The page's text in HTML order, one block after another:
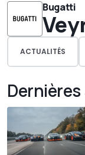
Bugatti
ACTUALITÉS